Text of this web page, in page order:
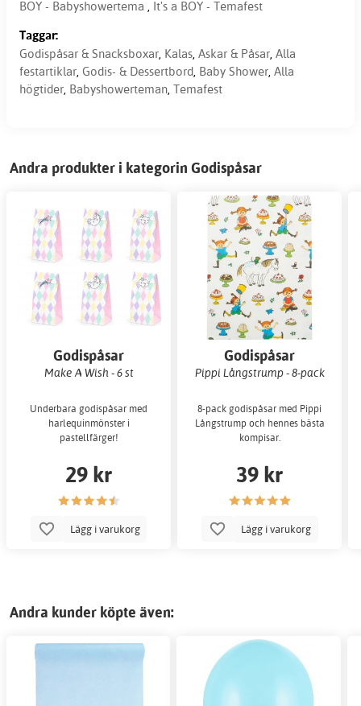
BOY - Babyshowertema , It's a BOY - Temafest
Taggar:
Godispåsar & Snacksboxar, Kalas, Askar & Påsar, Alla
festartiklar, Godis- & Dessertbord, Baby Shower, Alla
högtider, Babyshowerteman, Temafest
Andra produkter i kategorin Godispåsar
Godispåsar
Make A Wish - 6 st
Underbara godispåsar med
harlequinmönster i
pastellfärger!
29 kr
Lägg i varukorg
Godispåsar
Pippi Långstrump - 8-pack
8-pack godispåsar med Pippi
Långstrump och hennes bästa
kompisar.
39 kr
Lägg i varukorg
Andra kunder köpte även: